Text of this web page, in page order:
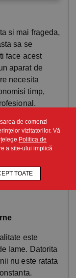
de comenzi
vizitatorilor. Vă
Politica de
a site-ului implică
TOATE
si mai frageda,
sa se
face acest
aparat de
necesita
timp,
care
nu aduce
timpului de
condimentele
carne, astfel
este
lame. Datorita
nu este ratata